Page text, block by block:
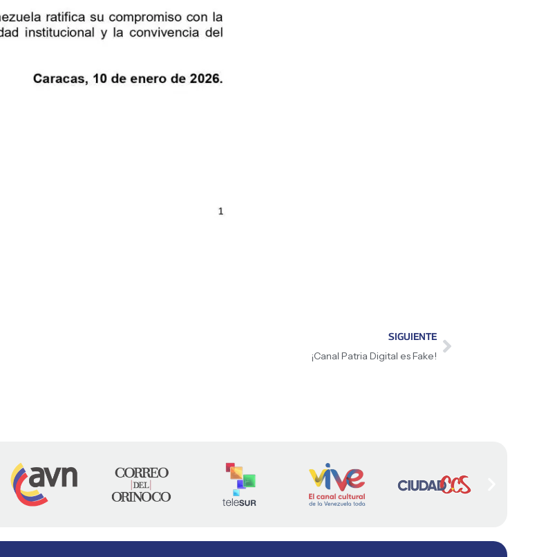
SIGUIENTE
¡Canal Patria Digital es Fake!